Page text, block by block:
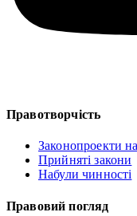
Правотворчість
Законопроекти на
Прийняті закони
Набули чинності
Правовий погляд